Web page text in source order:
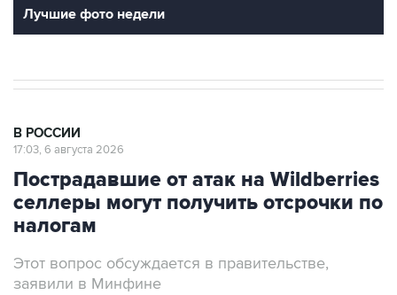
Лучшие фото недели
В РОССИИ
17:03, 6 августа 2026
Пострадавшие от атак на Wildberries
селлеры могут получить отсрочки по
налогам
Этот вопрос обсуждается в правительстве,
заявили в Минфине